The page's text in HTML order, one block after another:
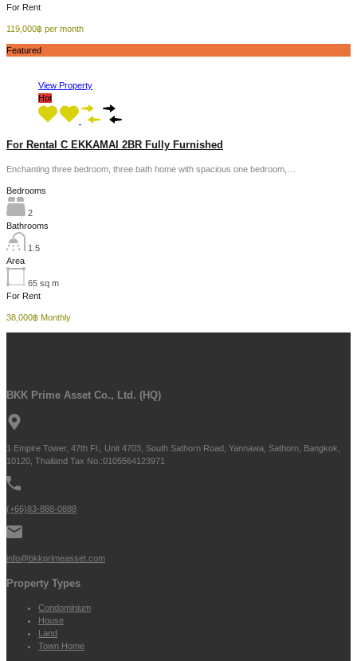
For Rent
119,000฿ per month
Featured
View Property
Hot
For Rental C EKKAMAI 2BR Fully Furnished
Enchanting three bedroom, three bath home with spacious one bedroom,…
Bedrooms
2
Bathrooms
1.5
Area
65 sq m
For Rent
38,000฿ Monthly
BKK Prime Asset Co., Ltd. (HQ)
1 Empire Tower, 47th Fl., Unit 4703, South Sathorn Road, Yannawa, Sathorn, Bangkok,
10120, Thailand Tax No.:0105564123971
(+66)83-888-0888
info@bkkprimeasset.com
Property Types
Condominium
House
Land
Town Home